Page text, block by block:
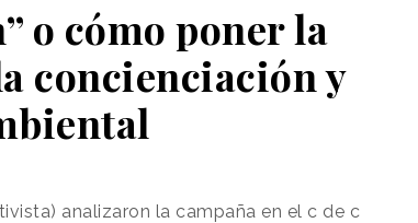
o cómo poner la
concienciación y
analizaron la campaña en el c de c